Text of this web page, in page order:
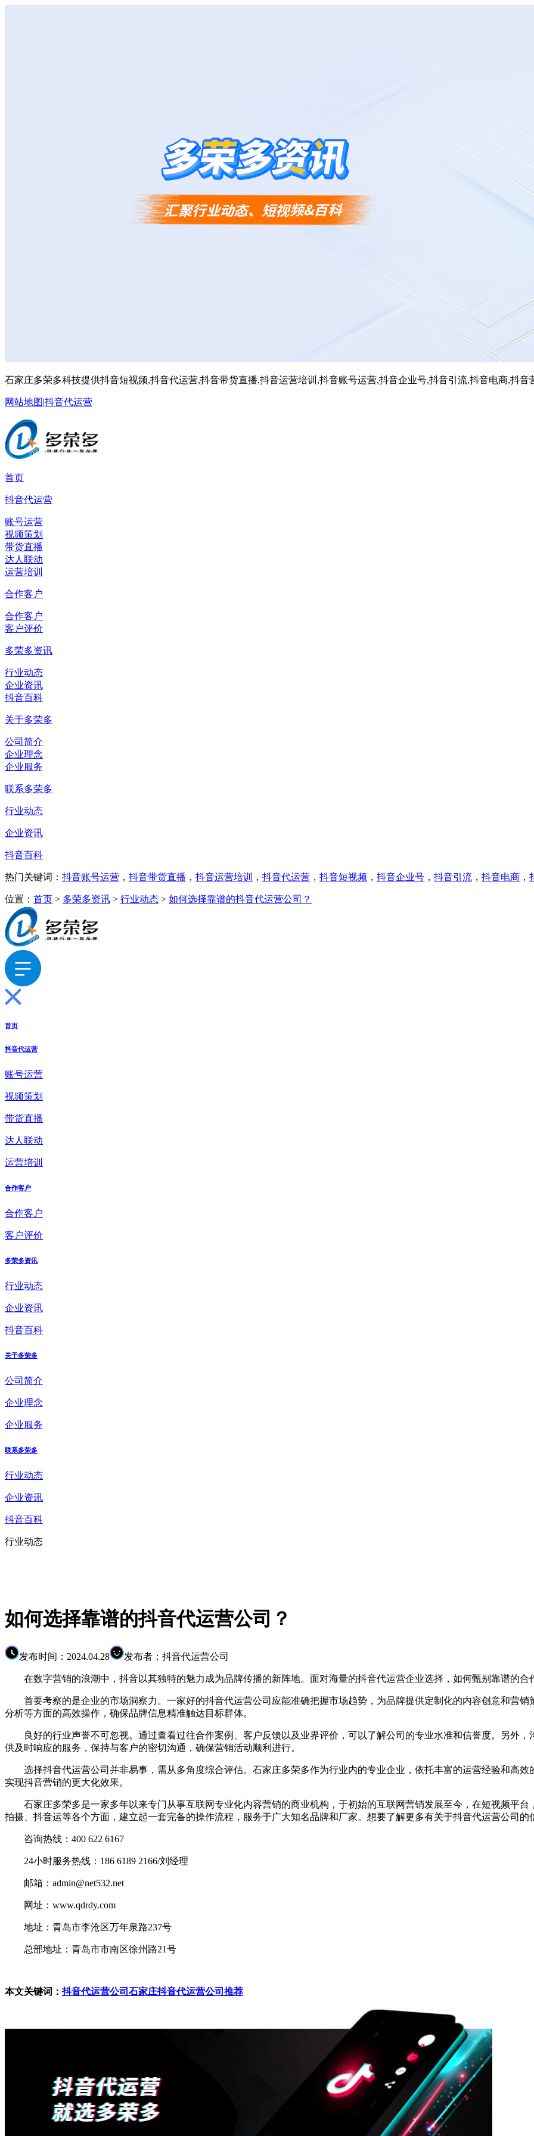
石家庄多荣多科技提供抖音短视频,抖音代运营,抖音带货直播,抖音运营培训,抖音账号运营,抖音企业号,抖音引流,抖音电商,抖音
网站地图|抖音代运营
首页
抖音代运营
账号运营
视频策划
带货直播
达人联动
运营培训
合作客户
合作客户
客户评价
多荣多资讯
行业动态
企业资讯
抖音百科
关于多荣多
公司简介
企业理念
企业服务
联系多荣多
行业动态
企业资讯
抖音百科
热门关键词： 抖音账号运营 ， 抖音带货直播 ， 抖音运营培训 ， 抖音代运营 ， 抖音短视频 ， 抖音企业号 ， 抖音引流 ， 抖音电商 ，
位置： 首页 > 多荣多资讯 > 行业动态 > 如何选择靠谱的抖音代运营公司？
首页
抖音代运营
账号运营
视频策划
带货直播
达人联动
运营培训
合作客户
合作客户
客户评价
多荣多资讯
行业动态
企业资讯
抖音百科
关于多荣多
公司简介
企业理念
企业服务
联系多荣多
行业动态
企业资讯
抖音百科
行业动态
如何选择靠谱的抖音代运营公司？
发布时间：2024.04.28 发布者：抖音代运营公司
在数字营销的浪潮中，抖音以其独特的魅力成为品牌传播的新阵地。面对海量的抖音代运营企业选择，如何甄别靠谱的合
首要考察的是企业的市场洞察力。一家好的抖音代运营公司应能准确把握市场趋势，为品牌提供定制化的内容创意和营销
分析等方面的高效操作，确保品牌信息精准触达目标群体。
良好的行业声誉不可忽视。通过查看过往合作案例、客户反馈以及业界评价，可以了解公司的专业水准和信誉度。另外，
供及时响应的服务，保持与客户的密切沟通，确保营销活动顺利进行。
选择抖音代运营公司并非易事，需从多角度综合评估。石家庄多荣多作为行业内的专业企业，依托丰富的运营经验和高效
实现抖音营销的更大化效果。
石家庄多荣多是一家多年以来专门从事互联网专业化内容营销的商业机构，于初始的互联网营销发展至今，在短视频平台
拍摄、抖音运等各个方面，建立起一套完备的操作流程，服务于广大知名品牌和厂家。想要了解更多有关于抖音代运营公司的
咨询热线：400 622 6167
24小时服务热线：186 6189 2166/刘经理
邮箱：admin@net532.net
网址：www.qdrdy.com
地址：青岛市李沧区万年泉路237号
总部地址：青岛市市南区徐州路21号
本文关键词：抖音代运营公司 石家庄抖音代运营公司推荐